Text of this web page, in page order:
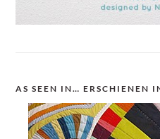
AS SEEN IN… ERSCHIENEN